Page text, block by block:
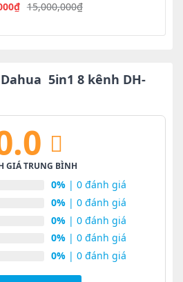
15,000,000₫
₫
5in1 8 kênh DH-
GIÁ TRUNG BÌNH
0% | 0 đánh giá
0% | 0 đánh giá
0% | 0 đánh giá
0% | 0 đánh giá
0% | 0 đánh giá